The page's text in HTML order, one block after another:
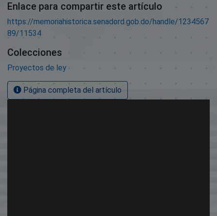
Enlace para compartir este artículo
https://memoriahistorica.senadord.gob.do/handle/1234567
89/11534
Colecciones
Proyectos de ley
Página completa del artículo